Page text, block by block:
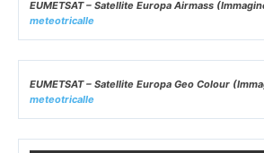
Satellite Europe Large Natural Color
ultime 6 ore)–Osservatorio